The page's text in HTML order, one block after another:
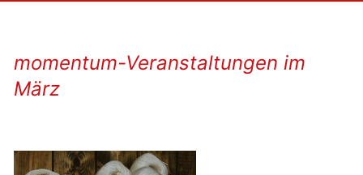
momentum-Veranstaltungen im
März